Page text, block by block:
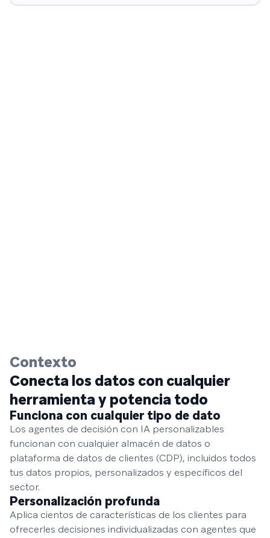
Contexto
Conecta los datos con cualquier
herramienta y potencia todo
Funciona con cualquier tipo de dato
Los agentes de decisión con IA personalizables
funcionan con cualquier almacén de datos o
plataforma de datos de clientes (CDP), incluidos todos
tus datos propios, personalizados y específicos del
sector.
Personalización profunda
Aplica cientos de características de los clientes para
ofrecerles decisiones individualizadas con agentes que